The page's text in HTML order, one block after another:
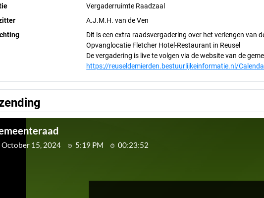
Vergaderruimte Raadzaal
A.J.M.H. van de Ven
Dit is een extra raadsvergadering over het verlengen van
Opvanglocatie Fletcher Hotel-Restaurant in Reusel
De vergadering is live te volgen via de website van de
https://reuseldemierden.bestuurlijkeinformatie.nl/